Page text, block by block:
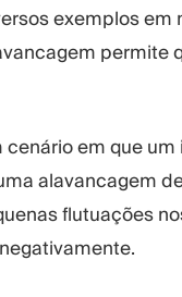
exemplos
permite
cenário em que
alavancagem
flutuações